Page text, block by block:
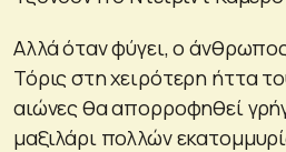
Αλλά όταν φύγει, ο
Τόρις στη χειρότερη ήττα
αιώνες θα απορροφηθεί
μαξιλάρι πολλών